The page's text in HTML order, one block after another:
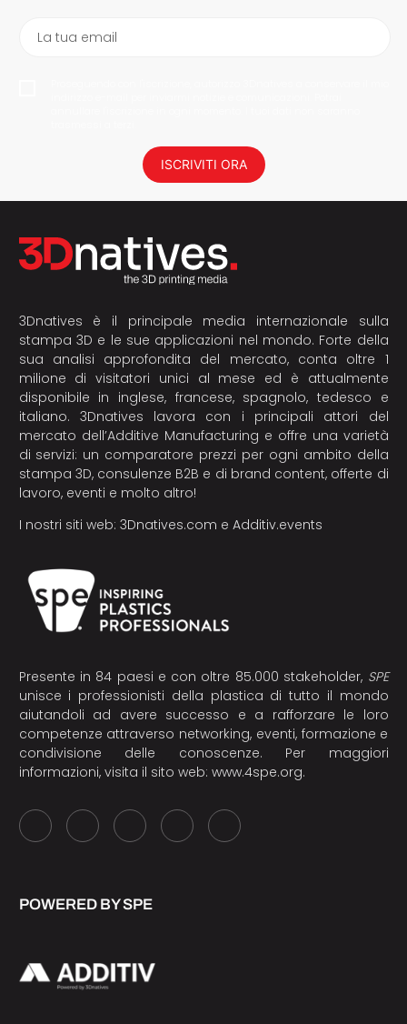
La tua email
ISCRIVITI ORA
3Dnatives è il principale media internazionale sulla
stampa 3D e le sue applicazioni nel mondo. Forte della
sua analisi approfondita del mercato, conta oltre 1
milione di visitatori unici al mese ed è attualmente
disponibile in inglese, francese, spagnolo, tedesco e
italiano. 3Dnatives lavora con i principali attori del
mercato dell’Additive Manufacturing e offre una varietà
di servizi: un comparatore prezzi per ogni ambito della
stampa 3D, consulenze B2B e di brand content, offerte di
lavoro, eventi e molto altro!
I nostri siti web: 3Dnatives.com e Additiv.events
Presente in 84 paesi e con oltre 85.000 stakeholder, SPE
unisce i professionisti della plastica di tutto il mondo
aiutandoli ad avere successo e a rafforzare le loro
competenze attraverso networking, eventi, formazione e
condivisione delle conoscenze. Per maggiori
informazioni, visita il sito web: www.4spe.org.
POWERED BY SPE